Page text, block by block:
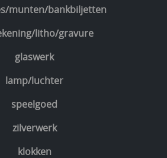
munten/bankbiljetten
litho/gravure
glaswerk
lamp/luchter
speelgoed
zilverwerk
klokken